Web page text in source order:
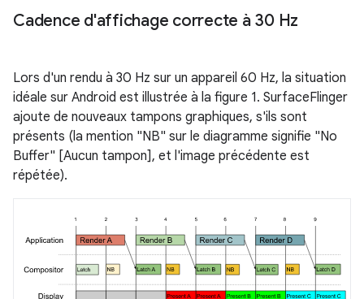
Cadence d'affichage correcte à 30 Hz
Lors d'un rendu à 30 Hz sur un appareil 60 Hz, la situation
idéale sur Android est illustrée à la figure 1. SurfaceFlinger
ajoute de nouveaux tampons graphiques, s'ils sont
présents (la mention "NB" sur le diagramme signifie "No
Buffer" [Aucun tampon], et l'image précédente est
répétée).